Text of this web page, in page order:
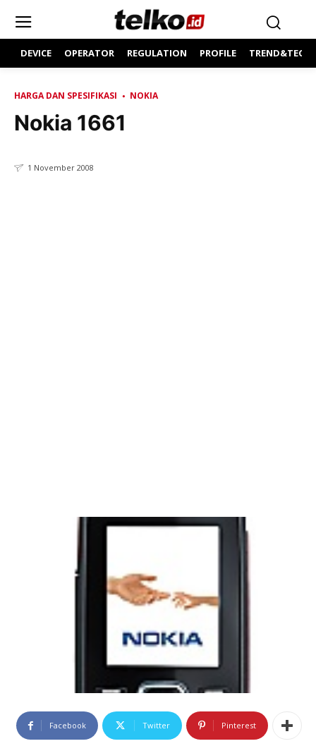
DEVICE OPERATOR REGULATION PROFILE
HARGA DAN SPESIFIKASI NOKIA
Nokia 1661
1 November 2008
Facebook Twitter Pinterest